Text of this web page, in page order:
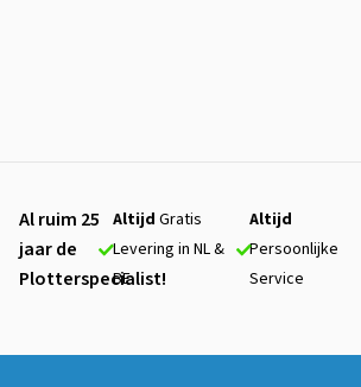
Al ruim 25
jaar de
Plotterspecialist!
Altijd Gratis
Levering in NL &
BE
Altijd
Persoonlijke
Service